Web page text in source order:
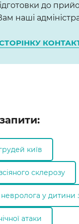
до
наші
київ
склерозу
невролога у дитини
атаки